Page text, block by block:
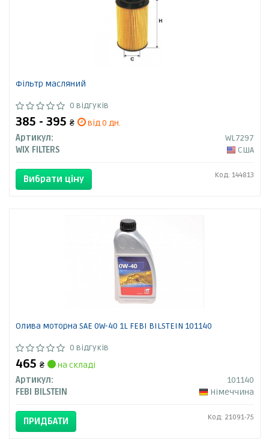
Фільтр масляний
0 відгуків
385 - 395 ₴
від 0 дн.
Артикул:
WL7297
WIX FILTERS
США
Вибрати ціну Код: 144813
Олива моторна SAE 0W-40 1L FEBI BILSTEIN 101140
0 відгуків
465 ₴
на складі
Артикул:
101140
FEBI BILSTEIN
Німеччина
ПРИДБАТИ Код: 21091-75